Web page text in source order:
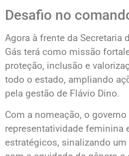
Desafio no
Agora à frente da Secretaria
Gás terá como missão
proteção, inclusão e
todo o estado, ampliando
pela gestão de Flávio Dino.
Com a nomeação, o
representatividade feminina
estratégicos, sinalizando